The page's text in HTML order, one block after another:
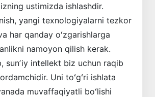
ustimizda ishlashdir.
yangi texnologiyalarni tezkor
har qanday oʻzgarishlarga
namoyon qilish kerak.
sunʼiy intellekt biz uchun raqib
Uni toʻgʻri ishlata
muvaffaqiyatli boʻlishi